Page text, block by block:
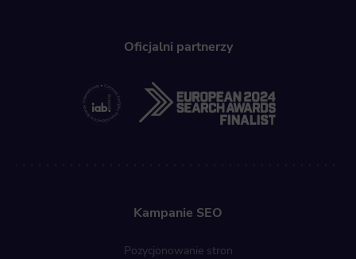
Oficjalni partnerzy
Kampanie SEO
Pozycjonowanie stron